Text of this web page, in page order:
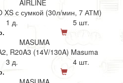
AIRLINE
XS с сумкой (30л/мин, 7 АТМ)
1 д.
5 шт.
MASUMA
R20A3 (14V/130A) Masuma
3 д.
4 шт.